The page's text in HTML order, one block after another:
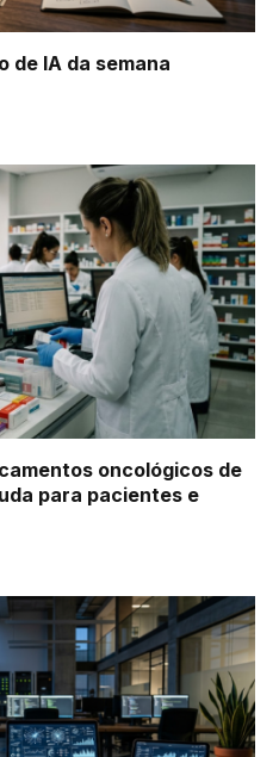
de IA da semana
oncológicos de
para pacientes e